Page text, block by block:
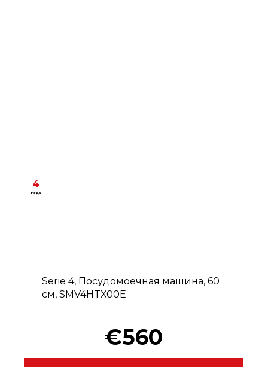
4
года
Serie 4, Посудомоечная машина, 60
см, SMV4HTX00E
€560